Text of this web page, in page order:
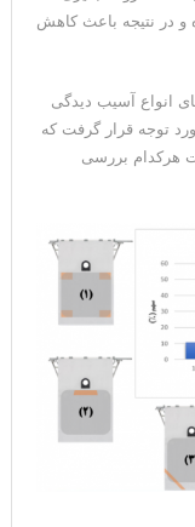
در نتیجه باعث کاهش
انواع آسیب دیدگی
توجه قرار گرفت که
هرکدام بررسی